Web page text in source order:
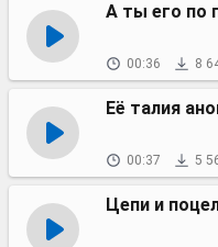
00:36 8
Её талия
00:37 5
Цепи и